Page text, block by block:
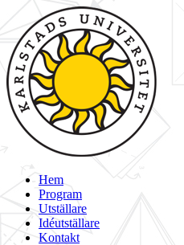
Hem
Program
Utställare
Idéutställare
Kontakt